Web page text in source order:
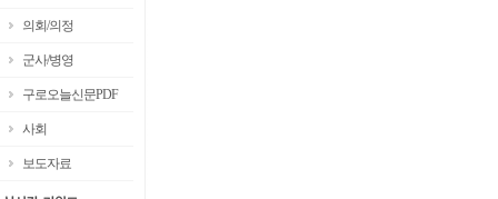
의회/의정
군사/병영
구로오늘신문PDF
사회
보도자료